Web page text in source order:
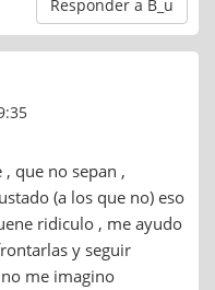
Responder a B_u
que no sepan ,
(a los que no) eso
ridiculo , me ayudo
y seguir
me imagino